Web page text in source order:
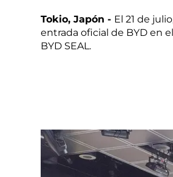
Tokio, Japón - El 21 de
entrada oficial de BYD en
BYD SEAL.